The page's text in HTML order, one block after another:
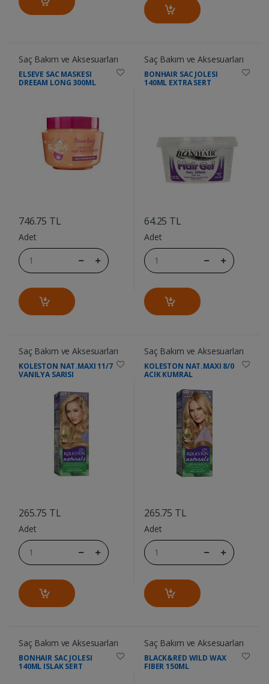
Saç Bakım ve Aksesuarları
ELSEVE SAC MASKESI
DREEAM LONG 300ML
746.75 TL
Adet
Saç Bakım ve Aksesuarları
BONHAIR SAC JOLESI
140ML EXTRA SERT
64.25 TL
Adet
Saç Bakım ve Aksesuarları
KOLESTON NAT.MAXI 11/7
VANILYA SARISI
265.75 TL
Adet
Saç Bakım ve Aksesuarları
KOLESTON NAT.MAXI 8/0
ACIK KUMRAL
265.75 TL
Adet
Saç Bakım ve Aksesuarları
BONHAIR SAC JOLESI
140ML ISLAK SERT
Saç Bakım ve Aksesuarları
BLACK&RED WILD WAX
FIBER 150ML